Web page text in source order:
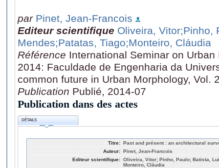
par Pinet, Jean-Francois
Editeur scientifique Oliveira, Vitor;Pinho,
Mendes;Patatas, Tiago;Monteiro, Cláudia
Référence International Seminar on
2014: Faculdade de Engenharia da
common future in Urban Morphology, Vol.
Publication Publié, 2014-07
Publication dans des actes
DÉTAILS
Titre: Past and présent : an architectural
Auteur: Pinet, Jean-Francois
Editeur scientifique: Oliveira, Vitor; Pinho, Paulo; Batista,
Monteiro, Cláudia